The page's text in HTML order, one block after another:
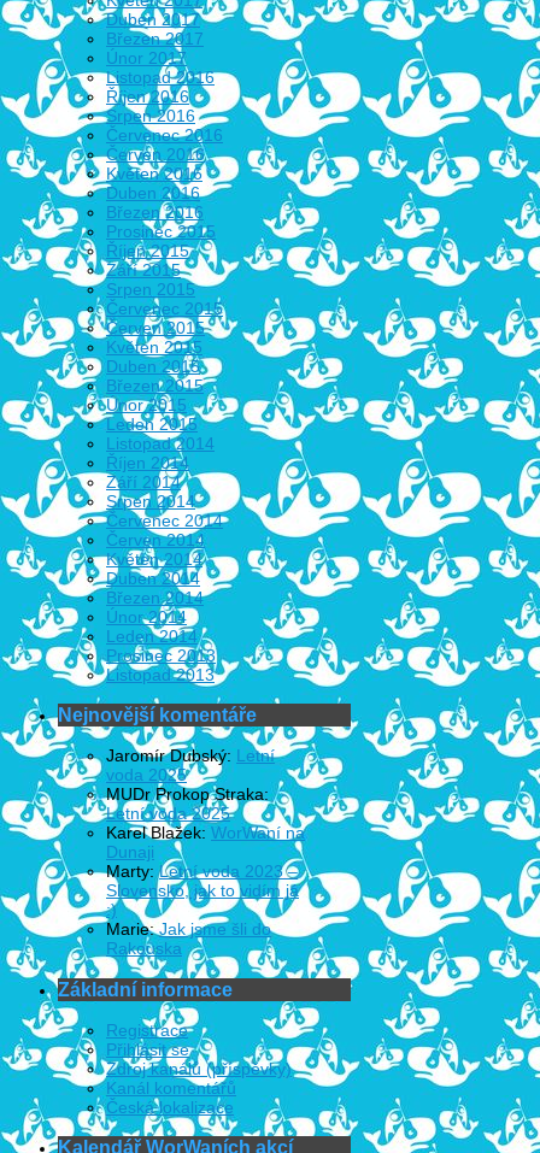
Duben 2017
Březen 2017
Únor 2017
Listopad 2016
Říjen 2016
Srpen 2016
Červenec 2016
Červen 2016
Květen 2016
Duben 2016
Březen 2016
Prosinec 2015
Říjen 2015
Září 2015
Srpen 2015
Červenec 2015
Červen 2015
Květen 2015
Duben 2015
Březen 2015
Únor 2015
Leden 2015
Listopad 2014
Říjen 2014
Září 2014
Srpen 2014
Červenec 2014
Červen 2014
Květen 2014
Duben 2014
Březen 2014
Únor 2014
Leden 2014
Prosinec 2013
Listopad 2013
Nejnovější komentáře
Jaromír Dubský: Letní
voda 2025
MUDr Prokop Straka:
Letní voda 2025
Karel Blažek:WorWaní na
Dunaji
Marty:Letní voda 2023 –
Slovensko, jak to vidím já
:)
Marie:Jak jsme šli do
Rakouska
Základní informace
Registrace
Přihlásit se
Zdroj kanálů (příspěvky)
Kanál komentářů
Česká lokalizace
Kalendář WorWaních akcí